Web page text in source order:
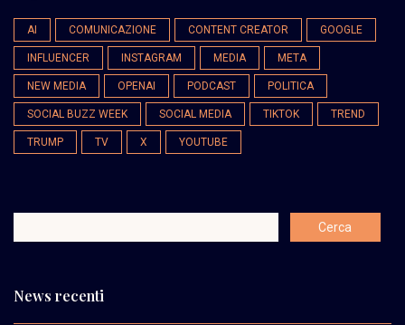
AI COMUNICAZIONE CONTENT CREATOR GOOGLE
INFLUENCER INSTAGRAM MEDIA META
NEW MEDIA OPENAI PODCAST POLITICA
SOCIAL BUZZ WEEK SOCIAL MEDIA TIKTOK TREND
TRUMP TV X YOUTUBE
News recenti